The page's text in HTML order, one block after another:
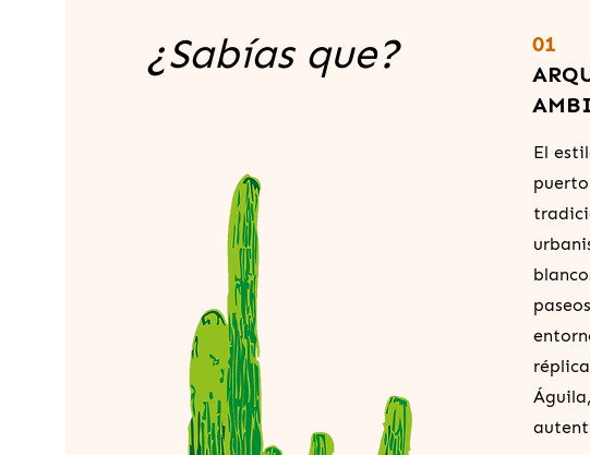
¿Sabías que?
01
El